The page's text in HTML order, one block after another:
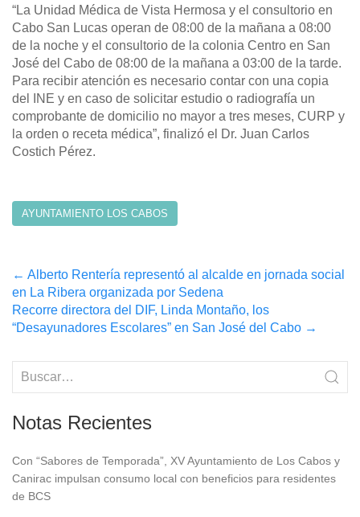
“La Unidad Médica de Vista Hermosa y el consultorio en
Cabo San Lucas operan de 08:00 de la mañana a 08:00
de la noche y el consultorio de la colonia Centro en San
José del Cabo de 08:00 de la mañana a 03:00 de la tarde.
Para recibir atención es necesario contar con una copia
del INE y en caso de solicitar estudio o radiografía un
comprobante de domicilio no mayor a tres meses, CURP y
la orden o receta médica”, finalizó el Dr. Juan Carlos
Costich Pérez.
AYUNTAMIENTO LOS CABOS
Post
navigation
← Alberto Rentería representó al alcalde en jornada social
en La Ribera organizada por Sedena
Recorre directora del DIF, Linda Montaño, los
“Desayunadores Escolares” en San José del Cabo →
Notas Recientes
Con “Sabores de Temporada”, XV Ayuntamiento de Los Cabos y
Canirac impulsan consumo local con beneficios para residentes
de BCS